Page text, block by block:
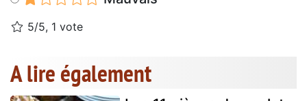
5/5, 1 vote
A lire également